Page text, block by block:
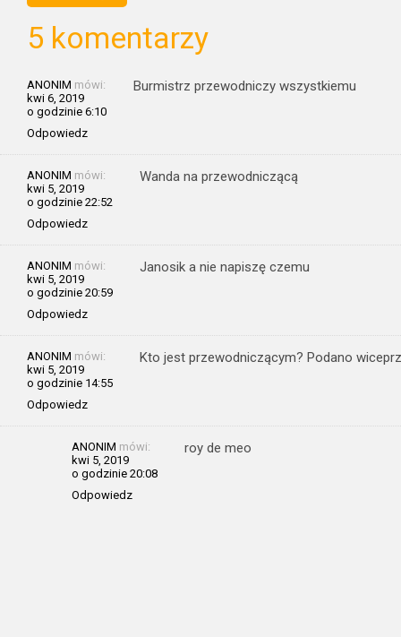
5 komentarzy
ANONIM mówi:
kwi 6, 2019
o godzinie 6:10
Odpowiedz
Burmistrz przewodniczy wszystkiemu
ANONIM mówi:
kwi 5, 2019
o godzinie 22:52
Odpowiedz
Wanda na przewodniczącą
ANONIM mówi:
kwi 5, 2019
o godzinie 20:59
Odpowiedz
Janosik a nie napiszę czemu
ANONIM mówi:
kwi 5, 2019
o godzinie 14:55
Odpowiedz
Kto jest przewodniczącym? Podano
ANONIM mówi:
kwi 5, 2019
o godzinie 20:08
Odpowiedz
roy de meo